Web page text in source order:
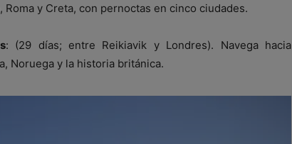
Roma y Creta, con pernoctas en cinco ciudades.
: (29 días; entre Reikiavik y Londres). Navega hacia
Noruega y la historia británica.